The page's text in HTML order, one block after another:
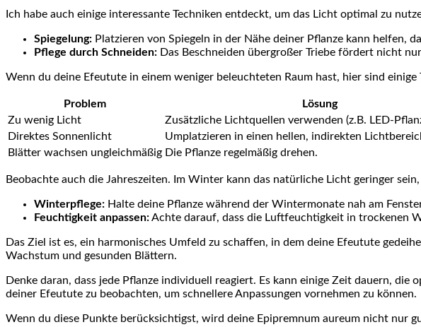
Ich habe auch‍ einige interessante Techniken entdeckt, um das Licht⁢ optimal zu
Spiegelung: Platzieren von Spiegeln in der‍ Nähe deiner Pflanze kann helfen,⁤
Pflege durch Schneiden: Das ⁢Beschneiden übergroßer Triebe fördert nicht
Wenn du deine Efeutute in einem weniger beleuchteten Raum hast, ⁢hier sind einige
Problem
Lösung
Zu wenig Licht
Zusätzliche Lichtquellen verwenden (z.B.⁤ LED-
Direktes Sonnenlicht
Umplatzieren in einen​ hellen, indirekten
Blätter wachsen ungleichmäßig Die⁤ Pflanze regelmäßig drehen.
Beobachte auch die Jahreszeiten. Im Winter kann das natürliche Licht geringer
Winterpflege: Halte deine Pflanze während der Wintermonate nah am
Feuchtigkeit anpassen:Achte darauf,‌ dass die Luftfeuchtigkeit in ‌trockenen
Das Ziel ist es, ein harmonisches Umfeld zu schaffen, in dem deine Efeutute
Wachstum und⁤ gesunden Blättern.
Denke daran, ​dass jede ​Pflanze individuell reagiert. ⁤Es kann einige Zeit dauern,
deiner Efeutute zu beobachten, um ‍schnellere Anpassungen vornehmen zu können.
Wenn du diese Punkte berücksichtigst, wird deine Epipremnum aureum nicht nur